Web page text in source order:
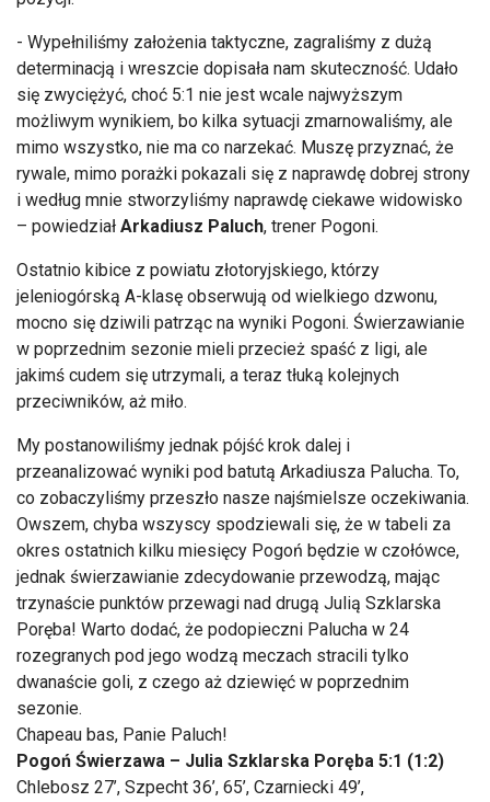
- Wypełniliśmy założenia taktyczne, zagraliśmy z dużą
determinacją i wreszcie dopisała nam skuteczność. Udało
się zwyciężyć, choć 5:1 nie jest wcale najwyższym
możliwym wynikiem, bo kilka sytuacji zmarnowaliśmy, ale
mimo wszystko, nie ma co narzekać. Muszę przyznać, że
rywale, mimo porażki pokazali się z naprawdę dobrej strony
i według mnie stworzyliśmy naprawdę ciekawe widowisko
– powiedział Arkadiusz Paluch, trener Pogoni.
Ostatnio kibice z powiatu złotoryjskiego, którzy
jeleniogórską A-klasę obserwują od wielkiego dzwonu,
mocno się dziwili patrząc na wyniki Pogoni. Świerzawianie
w poprzednim sezonie mieli przecież spaść z ligi, ale
jakimś cudem się utrzymali, a teraz tłuką kolejnych
przeciwników, aż miło.
My postanowiliśmy jednak pójść krok dalej i
przeanalizować wyniki pod batutą Arkadiusza Palucha. To,
co zobaczyliśmy przeszło nasze najśmielsze oczekiwania.
Owszem, chyba wszyscy spodziewali się, że w tabeli za
okres ostatnich kilku miesięcy Pogoń będzie w czołówce,
jednak świerzawianie zdecydowanie przewodzą, mając
trzynaście punktów przewagi nad drugą Julią Szklarska
Poręba! Warto dodać, że podopieczni Palucha w 24
rozegranych pod jego wodzą meczach stracili tylko
dwanaście goli, z czego aż dziewięć w poprzednim
sezonie.
Chapeau bas, Panie Paluch!
Pogoń Świerzawa – Julia Szklarska Poręba 5:1 (1:2)
Chlebosz 27’, Szpecht 36’, 65’, Czarniecki 49’,